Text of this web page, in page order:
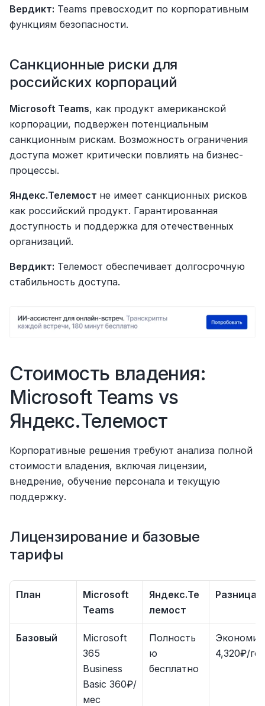
Вердикт: Teams превосходит по корпоративным
функциям безопасности.
Санкционные риски для
российских корпораций
Microsoft Teams, как продукт американской
корпорации, подвержен потенциальным
санкционным рискам. Возможность ограничения
доступа может критически повлиять на бизнес-
процессы.
Яндекс.Телемост не имеет санкционных рисков
как российский продукт. Гарантированная
доступность и поддержка для отечественных
организаций.
Вердикт: Телемост обеспечивает долгосрочную
стабильность доступа.
Стоимость владения:
Microsoft Teams vs
Яндекс.Телемост
Корпоративные решения требуют анализа полной
стоимости владения, включая лицензии,
внедрение, обучение персонала и текущую
поддержку.
Лицензирование и базовые
тарифы
План
Microsoft
Teams
Яндекс.Те
лемост
Разница
Базовый
Microsoft
365
Business
Basic 360₽/
мес
Полность
ю
бесплатно
Экономия
4,320₽/